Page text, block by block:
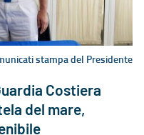
stampa del Presidente
Costiera
del mare,